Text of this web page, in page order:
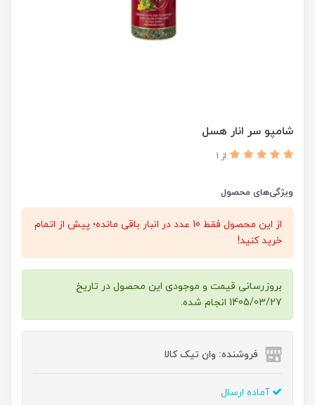
شامپو سر انار هسل
از 1
ویژگی‌های محصول
از این محصول فقط 10 عدد در انبار باقی مانده؛ پیش از اتمام
خرید کنید!
بروزرسانی قیمت و موجودی این محصول در تاریخ
1405/03/27 انجام شده.
فروشنده: وان تیک کالا
آماده ارسال